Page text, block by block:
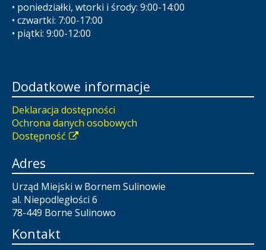
• poniedziałki, wtorki i środy: 9:00-14:00
• czwartki: 7:00-17:00
• piątki: 9:00-12:00
Dodatkowe informacje
Deklaracja dostępności
Ochrona danych osobowych
Dostępność
Adres
Urząd Miejski w Bornem Sulinowie
al. Niepodległości 6
78-449 Borne Sulinowo
Kontakt